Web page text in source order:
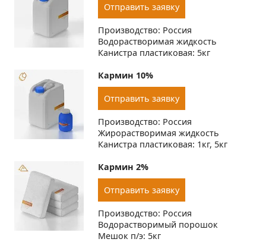
Отправить заявку
Производство: Россия
Водорастворимая жидкость
Канистра пластиковая: 5кг
Кармин 10%
Отправить заявку
Производство: Россия
Жирорастворимая жидкость
Канистра пластиковая: 1кг, 5кг
Кармин 2%
Отправить заявку
Производство: Россия
Водорастворимый порошок
Мешок п/э: 5кг